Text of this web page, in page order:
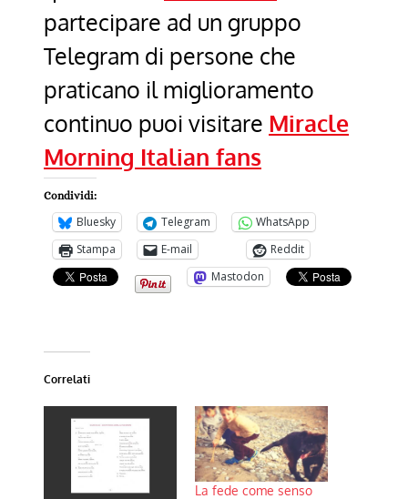
partecipare ad un gruppo
Telegram di persone che
praticano il miglioramento
continuo puoi visitare Miracle
Morning Italian fans
Condividi:
Bluesky Telegram
WhatsApp
Stampa
E-mail
Reddit
Mastodon
Correlati
La fede come senso